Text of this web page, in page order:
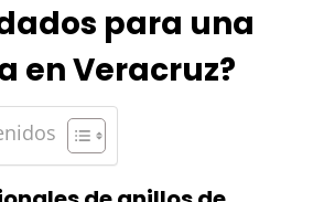
para una
en Veracruz?